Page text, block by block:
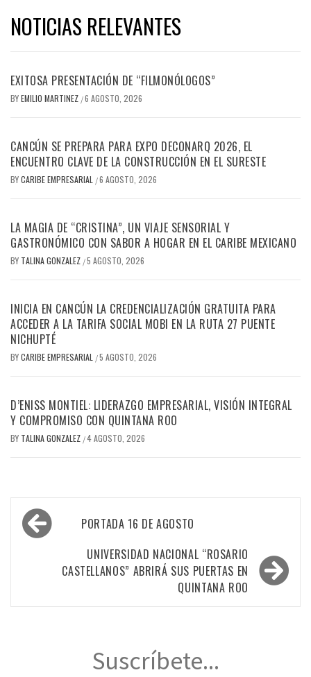
NOTICIAS RELEVANTES
EXITOSA PRESENTACIÓN DE “FILMONÓLOGOS”
BYEMILIO MARTINEZ /6 AGOSTO, 2026
CANCÚN SE PREPARA PARA EXPO DECONARQ 2026, EL
ENCUENTRO CLAVE DE LA CONSTRUCCIÓN EN EL SURESTE
BYCARIBE EMPRESARIAL /6 AGOSTO, 2026
LA MAGIA DE “CRISTINA”, UN VIAJE SENSORIAL Y
GASTRONÓMICO CON SABOR A HOGAR EN EL CARIBE MEXICANO
BY TALINA GONZALEZ /5 AGOSTO, 2026
INICIA EN CANCÚN LA CREDENCIALIZACIÓN GRATUITA PARA
ACCEDER A LA TARIFA SOCIAL MOBI EN LA RUTA 27 PUENTE
NICHUPTÉ
BYCARIBE EMPRESARIAL /5 AGOSTO, 2026
D’ENISS MONTIEL: LIDERAZGO EMPRESARIAL, VISIÓN INTEGRAL
Y COMPROMISO CON QUINTANA ROO
BY TALINA GONZALEZ /4 AGOSTO, 2026
Navegación
de
entradas
PORTADA 16 DE AGOSTO
UNIVERSIDAD NACIONAL “ROSARIO
CASTELLANOS” ABRIRÁ SUS PUERTAS EN
QUINTANA ROO
Suscríbete...